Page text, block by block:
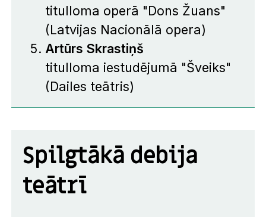
titulloma operā "Dons Žuans"
(Latvijas Nacionālā opera)
Artūrs Skrastiņš
titulloma iestudējumā "Šveiks"
(Dailes teātris)
Spilgtākā debija
teātrī